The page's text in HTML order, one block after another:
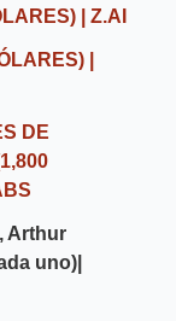
| Z.AI
|
DE
Arthur
uno)|